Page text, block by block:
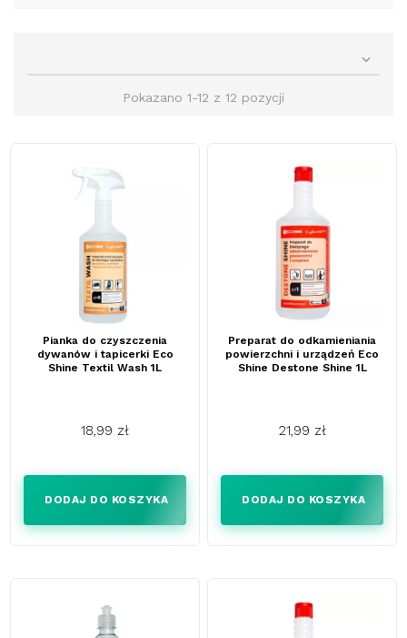

Pokazano 1-12 z 12 pozycji
Pianka do czyszczenia
dywanów i tapicerki Eco
Shine Textil Wash 1L
18,99 zł
DODAJ DO KOSZYKA
Preparat do odkamieniania
powierzchni i urządzeń Eco
Shine Destone Shine 1L
21,99 zł
DODAJ DO KOSZYKA